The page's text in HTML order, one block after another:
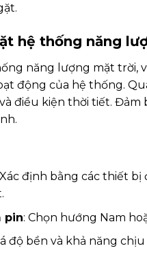
hệ thống năng
năng lượng mặt trời,
động của hệ thống.
điều kiện thời tiết.
Xác định bằng các thiết
pin: Chọn hướng Nam
độ bền và khả năng